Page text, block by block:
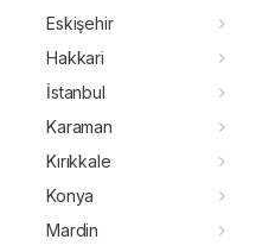
Eskişehir
Hakkari
İstanbul
Karaman
Kırıkkale
Konya
Mardin